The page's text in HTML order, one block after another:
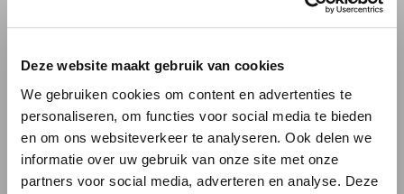
Deze website maakt gebruik van cookies
We gebruiken cookies om content en advertenties te
personaliseren, om functies voor social media te bieden
en om ons websiteverkeer te analyseren. Ook delen we
informatie over uw gebruik van onze site met onze
partners voor social media, adverteren en analyse. Deze